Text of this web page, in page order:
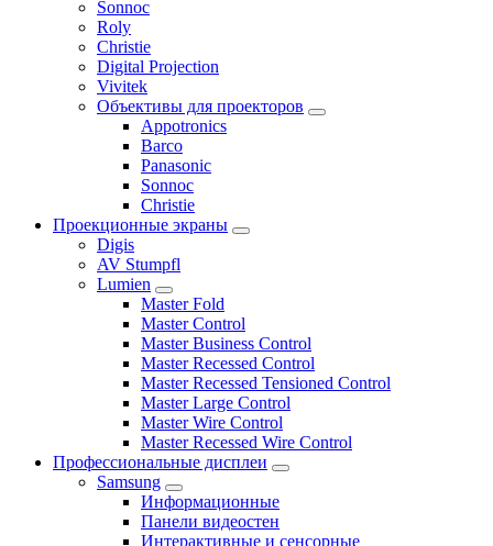
Sonnoc
Roly
Christie
Digital Projection
Vivitek
Объективы для проекторов
Appotronics
Barco
Panasonic
Sonnoc
Сhristie
Проекционные экраны
Digis
AV Stumpfl
Lumien
Master Fold
Master Control
Master Business Control
Master Recessed Control
Master Recessed Tensioned Control
Master Large Control
Master Wire Control
Master Recessed Wire Control
Профессиональные дисплеи
Samsung
Информационные
Панели видеостен
Интерактивные и сенсорные